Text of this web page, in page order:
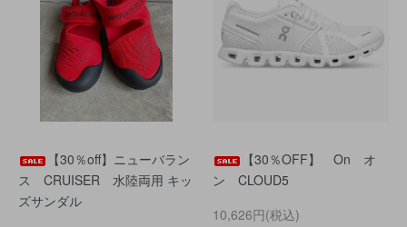
【30％off】ニューバラン
ス CRUISER 水陸両用 キッ
ズサンダル
【30％OFF】 On オ
ン CLOUD5
10,626円(税込)